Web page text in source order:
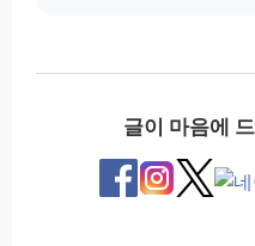
글이 마음에